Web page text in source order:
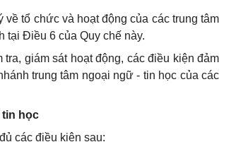
tổ chức và hoạt động của các trung tâm
tại Điều 6 của Quy chế này.
giám sát hoạt động, các điều kiện đảm
trung tâm ngoại ngữ - tin học của các
tin học
các điều kiện sau: